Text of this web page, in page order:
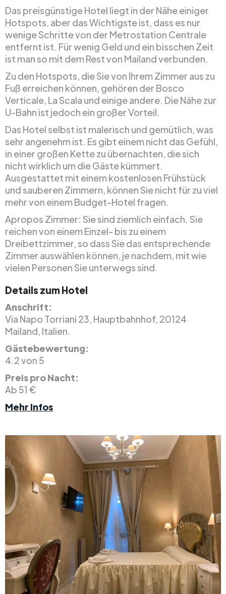
Das preisgünstige Hotel liegt in der Nähe einiger
Hotspots, aber das Wichtigste ist, dass es nur
wenige Schritte von der Metrostation Centrale
entfernt ist. Für wenig Geld und ein bisschen Zeit
ist man so mit dem Rest von Mailand verbunden.
Zu den Hotspots, die Sie von Ihrem Zimmer aus zu
Fuß erreichen können, gehören der Bosco
Verticale, La Scala und einige andere. Die Nähe zur
U-Bahn ist jedoch ein großer Vorteil.
Das Hotel selbst ist malerisch und gemütlich, was
sehr angenehm ist. Es gibt einem nicht das Gefühl,
in einer großen Kette zu übernachten, die sich
nicht wirklich um die Gäste kümmert.
Ausgestattet mit einem kostenlosen Frühstück
und sauberen Zimmern, können Sie nicht für zu viel
mehr von einem Budget-Hotel fragen.
Apropos Zimmer: Sie sind ziemlich einfach. Sie
reichen von einem Einzel- bis zu einem
Dreibettzimmer, so dass Sie das entsprechende
Zimmer auswählen können, je nachdem, mit wie
vielen Personen Sie unterwegs sind.
Details zum Hotel
Anschrift:
Via Napo Torriani 23, Hauptbahnhof, 20124
Mailand, Italien.
Gästebewertung:
4.2 von 5
Preis pro Nacht:
Ab 51 €
Mehr Infos